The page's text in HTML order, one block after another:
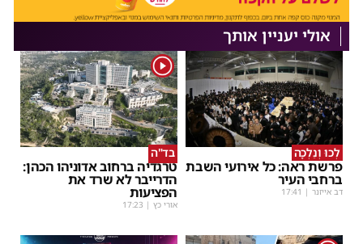
אולי יעניין אותך
לְכוּ וְנֵלְכָה
פרשת ראה: כל אירועי השבת
ברחבי העיר
דב אייזנר |
17:41
1
בד"ה
טרגדיה ברחוב אדוניהו הכהן:
הדרייבר לא שרד את
הפציעות
אורי כץ |
17:23